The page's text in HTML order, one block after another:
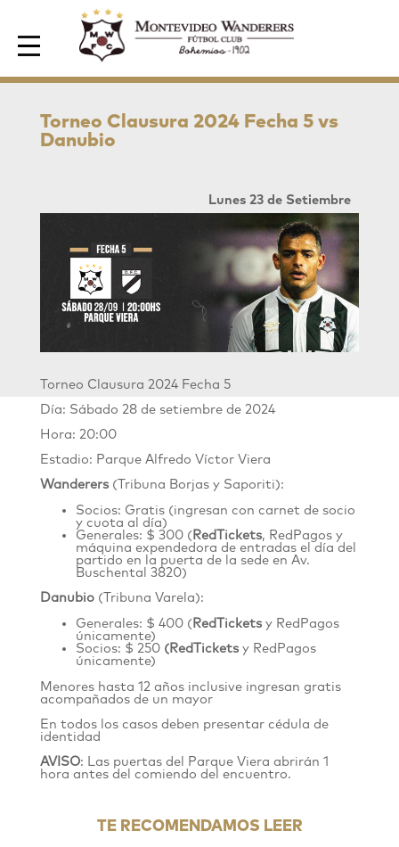
Area de Socios
Torneo Clausura 2024 Fecha 5 vs
Danubio
Lunes 23 de Setiembre
Torneo Clausura 2024 Fecha 5
Día: Sábado 28 de setiembre de 2024
Hora: 20:00
Estadio: Parque Alfredo Víctor Viera
Wanderers(Tribuna Borjas y Saporiti):
Socios: Gratis (ingresan con carnet de socio
y cuota al día)
Generales: $ 300 (RedTickets, RedPagos y
máquina expendedora de entradas el día del
partido en la puerta de la sede en Av.
Buschental 3820)
Danubio(Tribuna Varela):
Generales: $ 400 (RedTickets y RedPagos
únicamente)
Socios: $ 250 (RedTicketsy RedPagos
únicamente)
Menores hasta 12 años inclusive ingresan gratis
acompañados de un mayor
En todos los casos deben presentar cédula de
identidad
AVISO: Las puertas del Parque Viera abrirán 1
hora antes del comiendo del encuentro.
TE RECOMENDAMOS LEER